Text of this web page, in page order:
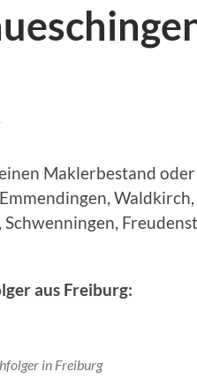
Maklerbestand oder
aus Freiburg:
in Freiburg